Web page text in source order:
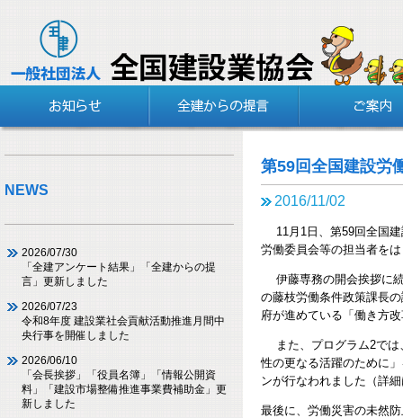
第59回全国建設労
2016/11/02
11月1日、第59回全国建
労働委員会等の担当者を
伊藤専務の開会挨拶に
の藤枝労働条件政策課長
府が進めている「働き方
また、プログラム2では
性の更なる活躍のために
ンが行なわれました（詳
最後に、労働災害の未然
NEWS
2026/07/30
「全建アンケート結果」「全建からの提
言」更新しました
2026/07/23
令和8年度 建設業社会貢献活動推進月間中
央行事を開催しました
2026/06/10
「会長挨拶」「役員名簿」「情報公開資
料」「建設市場整備推進事業費補助金」更
新しました